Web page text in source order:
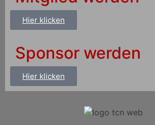
Hier klicken
Sponsor werden
Hier klicken